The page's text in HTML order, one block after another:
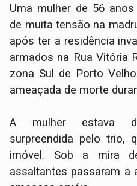
​Uma mulher de 56
de muita tensão na
após ter a residência
armados na Rua Vitória
zona Sul de Porto
ameaçada de morte
​A mulher estava
surpreendida pelo trio,
imóvel. Sob a mira
assaltantes passaram a